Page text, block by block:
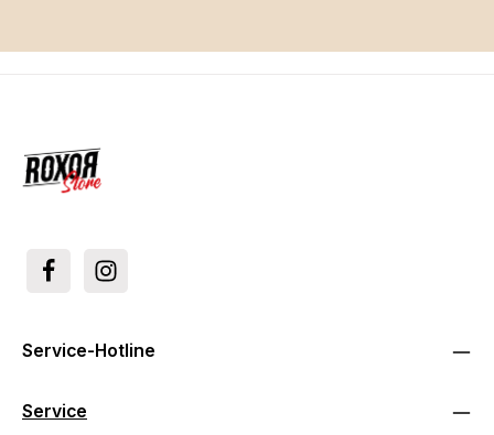
Service-Hotline
Service